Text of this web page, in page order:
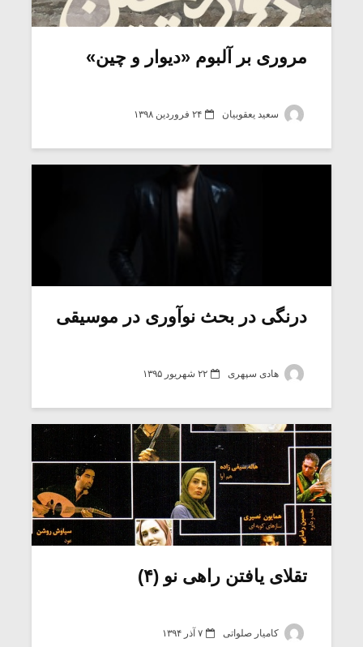
مروری بر آلبوم «دیوار و چین»
سعید یعقوبیان ۲۴ فروردین ۱۳۹۸
درنگی در بحث نوآوری در موسیقی
هادی سپهری ۲۲ شهریور ۱۳۹۵
تقلای یافتن راهی نو (۴)
کامیار صلواتی ۷ آذر ۱۳۹۴